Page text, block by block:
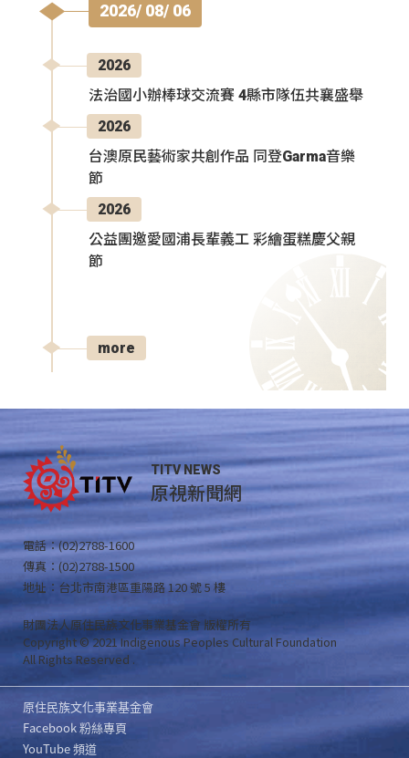
2026/ 08/ 06
2026
法治國小辦棒球交流賽 4縣市隊伍共襄盛舉
2026
台澳原民藝術家共創作品 同登Garma音樂
節
2026
公益團邀愛國浦長輩義工 彩繪蛋糕慶父親
節
more
TITV NEWS
原視新聞網
電話：(02)2788-1600
傳真：(02)2788-1500
地址：台北市南港區重陽路 120 號 5 樓
財團法人原住民族文化事業基金會 版權所有
Copyright © 2021 Indigenous Peoples Cultural Foundation
All Rights Reserved .
原住民族文化事業基金會
Facebook 粉絲專頁
YouTube 頻道